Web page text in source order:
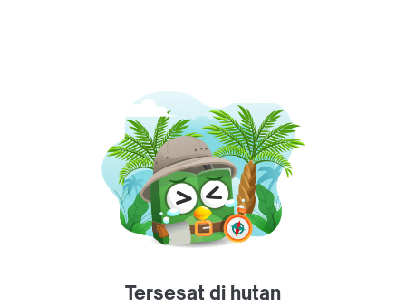
Tersesat di hutan